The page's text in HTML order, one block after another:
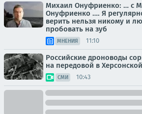
Михаил Онуфриенко: … с
Онуфриенко …. Я
верить нельзя никому и
пробовать на зуб
МНЕНИЯ 11:10
Российские дроноводы
на передовой в
СМИ 10:43